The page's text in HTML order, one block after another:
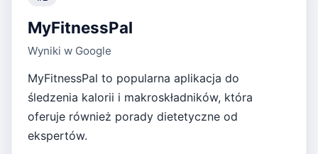
MyFitnessPal
Wyniki w Google
MyFitnessPal to popularna aplikacja do
śledzenia kalorii i makroskładników, która
oferuje również porady dietetyczne od
ekspertów.